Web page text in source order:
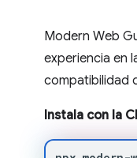
Modern Web
experiencia en
compatibilidad
Instala con la